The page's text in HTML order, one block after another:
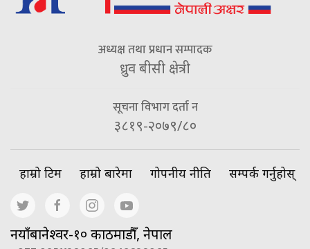
अध्यक्ष तथा प्रधान सम्पादक
ध्रुव बीसी क्षेत्री
सूचना विभाग दर्ता न
३८१९-२०७९/८०
हाम्रो टिम हाम्रो बारेमा गोपनीय नीति सम्पर्क गर्नुहोस्
नयाँबानेश्वर-१० काठमाडौँ, नेपाल